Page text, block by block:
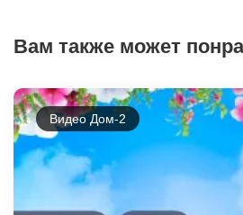
Вам также может
Видео Дом-2